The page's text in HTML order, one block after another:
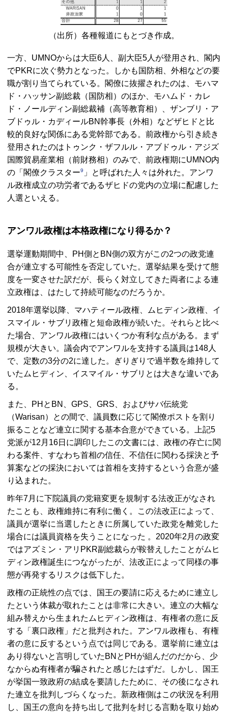
（出所）各種報道にもとづき作成。
一方、 UMNOからは大臣6人、副大臣5人が登用され、閣内
でPKRに次ぐ勢力となった。しかも国防相、外相などの要
職が割り当てられている。閣僚に抜擢されたのは、モハマ
ド・ハッサン副総裁（国防相）のほか、モハムド・カレ
ド・ノールディン副総裁補（高等教育相）、ザンブリ・ア
ブドゥル・カディールBN幹事長（外相）などザヒドと比
較的良好な関係にある党幹部である。前政権から引き続き
登用されたのはトゥンク・ザフルル・アブドゥル・アジズ
国際貿易産業相（前財務相）のみで、前政権期にUMNO内
の「閣僚クラスター9 」と呼ばれた人々は外れた。アンワ
ル政権成立の功労者であるザヒドの党内の立場に配慮した
人選といえる。
アンワル政権は本格政権になり得るか？
選挙運動期間中、 PH側と BN側の双方がこの2つの政党連
合が連立する可能性を否定していた。選挙結果を受けて態
度を一変させた訳だが、長らく対立してきた両者による連
立政権は、はたして持続可能なのだろうか。
2018年選挙以降、マハティール政権、ムヒディン政権、イ
スマイル・サブリ政権と短命政権が続いた。それらと比べ
た場合、アンワル政権にはいくつか有利な点がある。まず
規模が大きい。議会内でアンワルを支持する議員は148人
で、定数の3分の2に達した。ぎりぎりで過半数を維持して
いたムヒディン、イスマイル・サブリとは大きな違いであ
る。
また、 PH と BN、GPS、GRS 、およびサバ伝統党
（Warisan）との間で、議員数に応じて閣僚ポストを割り
振ることなど連立に関する基本合意ができている。上記5
党派が12月16日に調印したこの文書には、政権の存亡に関
わる案件、すなわち首相の信任、不信任に関わる採決と予
算案などの採決においては首相を支持するという合意が盛
り込まれた。
昨年7月に下院議員の党籍変更を規制する法改正がなされ
たことも、政権維持に有利に働く。この法改正によって、
議員が選挙に当選したときに所属していた政党を離党した
場合には議員資格を失うことになった 。2020年2月の政変
ではアズミン・アリ PKR副総裁らが鞍替えしたことがムヒ
ディン政権誕生につながったが、法改正によって同様の事
態が再発するリスクは低下した。
政権の正統性の点では、国王の要請に応えるために連立し
たという体裁が取れたことは非常に大きい。連立の大幅な
組み替えから生まれたムヒディン政権は、有権者の意に反
する「裏口政権」だと批判された。アンワル政権も、有権
者の意に反するという点では同じである。選挙前に連立は
あり得ないと言明していた BN と PH が組んだのだから、少
なからぬ有権者が騙されたと感じたはずだ。しかし、国王
が挙国一致政府の結成を要請したために、その後になされ
た連立を批判しづらくなった。新政権側はこの状況を利用
し、国王の意向を持ち出して批判を封じる言動を取り始め